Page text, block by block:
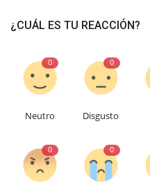
¿CUÁL ES TU REACCIÓN?
0
Neutro
0
Disgusto
0 0